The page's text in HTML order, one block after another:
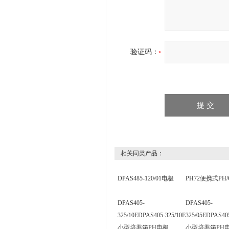
验证码：
相关同类产品：
DPAS485-120/01电极 PH72便携式PH/
DPAS405-
325/10EDPAS405-325/10E
小型培养箱PH电极
DPAS405-
325/
小型培养箱PH